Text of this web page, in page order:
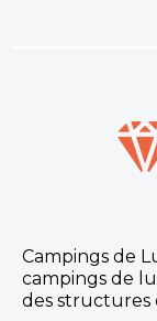
Campings de
campings de
des structures